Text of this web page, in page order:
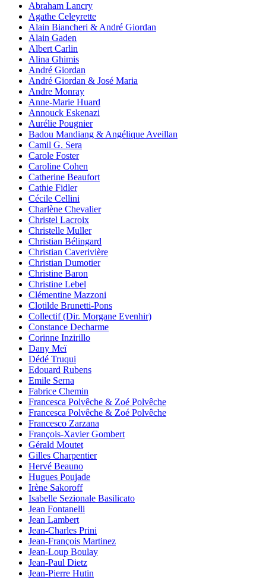
Abraham Lancry
Agathe Celeyrette
Alain Biancheri & André Giordan
Alain Gaden
Albert Carlin
Alina Ghimis
André Giordan
André Giordan & José Maria
Andre Monray
Anne-Marie Huard
Annouck Eskenazi
Aurélie Pougnier
Badou Mandiang & Angélique Aveillan
Camil G. Sera
Carole Foster
Caroline Cohen
Catherine Beaufort
Cathie Fidler
Cécile Cellini
Charlène Chevalier
Christel Lacroix
Christelle Muller
Christian Bélingard
Christian Caverivière
Christian Dumotier
Christine Baron
Christine Lebel
Clémentine Mazzoni
Clotilde Brunetti-Pons
Collectif (Dir. Morgane Evenhir)
Constance Decharme
Corinne Inzirillo
Dany Meï
Dédé Truqui
Edouard Rubens
Emile Serna
Fabrice Chemin
Francesca Polvêche & Zoé Polvêche
Francesca Polvêche & Zoé Polvêche
Francesco Zarzana
François-Xavier Gombert
Gérald Moutet
Gilles Charpentier
Hervé Beauno
Hugues Poujade
Irène Sakoroff
Isabelle Sezionale Basilicato
Jean Fontanelli
Jean Lambert
Jean-Charles Prini
Jean-François Martinez
Jean-Loup Boulay
Jean-Paul Dietz
Jean-Pierre Hutin